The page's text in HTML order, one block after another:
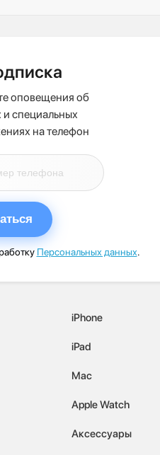
оповещения об
и специальных
на телефон
Персональных данных.
iPhone
iPad
Mac
Apple Watch
Аксессуары